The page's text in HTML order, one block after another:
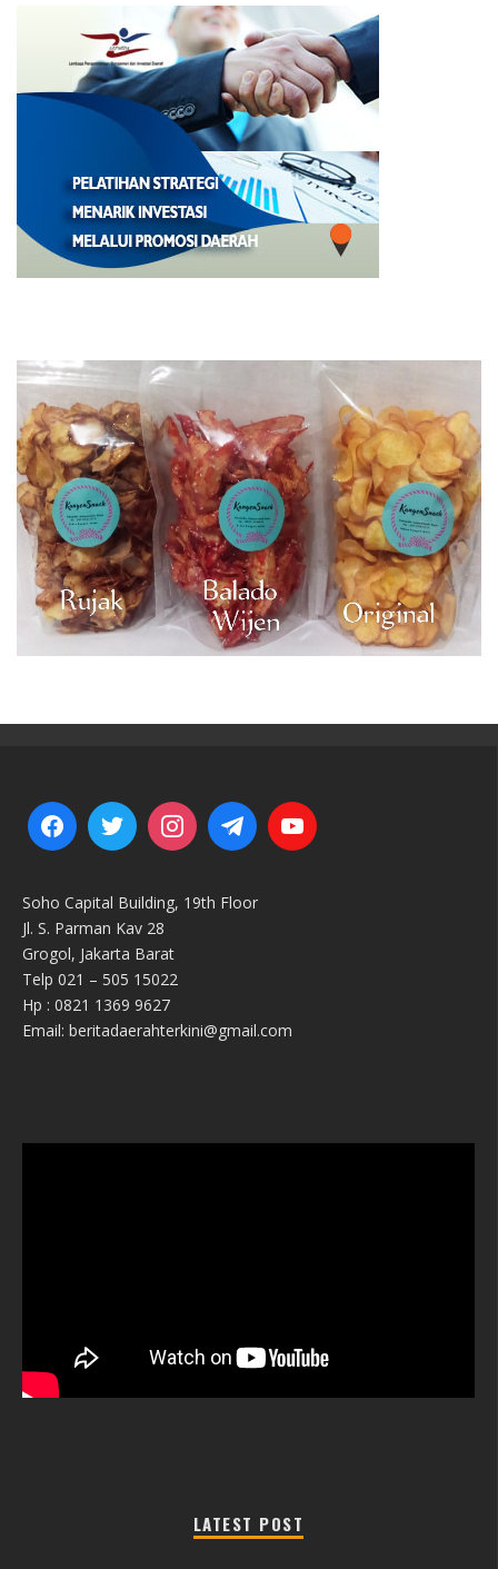
Soho Capital Building, 19th Floor
Jl. S. Parman Kav 28
Grogol, Jakarta Barat
Telp 021 – 505 15022
Hp : 0821 1369 9627
Email: beritadaerahterkini@gmail.com
LATEST POST